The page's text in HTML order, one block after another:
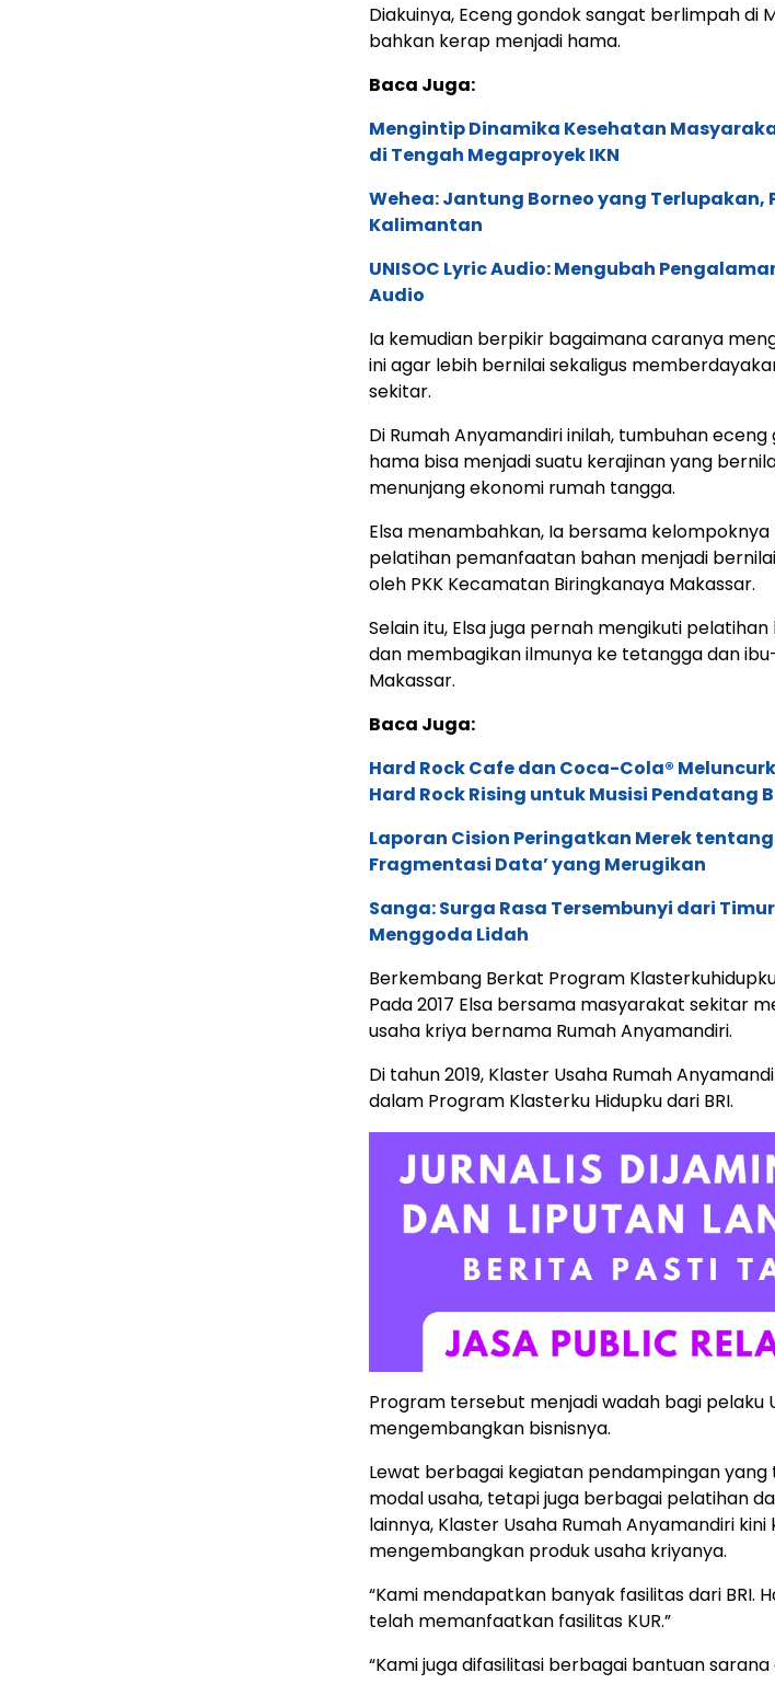
Diakuinya, Eceng gondok sangat berlimpah di
bahkan kerap menjadi hama.
Baca Juga:
Mengintip Dinamika Kesehatan
di Tengah Megaproyek IKN
Wehea: Jantung Borneo yang Terlupakan,
Kalimantan
UNISOC Lyric Audio: Mengubah
Audio
Ia kemudian berpikir bagaimana caranya
ini agar lebih bernilai sekaligus
sekitar.
Di Rumah Anyamandiri inilah, tumbuhan
hama bisa menjadi suatu kerajinan yang
menunjang ekonomi rumah tangga.
Elsa menambahkan, Ia bersama
pelatihan pemanfaatan bahan menjadi
oleh PKK Kecamatan Biringkanaya Makassar.
Selain itu, Elsa juga pernah mengikuti
dan membagikan ilmunya ke tetangga dan
Makassar.
Baca Juga:
Hard Rock Cafe dan Coca-Cola®
Hard Rock Rising untuk Musisi Pendatang
Laporan Cision Peringatkan Merek tentang
Fragmentasi Data’ yang Merugikan
Sanga: Surga Rasa Tersembunyi dari
Menggoda Lidah
Berkembang Berkat Program
Pada 2017 Elsa bersama masyarakat sekitar
usaha kriya bernama Rumah Anyamandiri.
Di tahun 2019, Klaster Usaha Rumah
dalam Program Klasterku Hidupku dari BRI.
Program tersebut menjadi wadah bagi pelaku
mengembangkan bisnisnya.
Lewat berbagai kegiatan pendampingan
modal usaha, tetapi juga berbagai pelatihan
lainnya, Klaster Usaha Rumah Anyamandiri kini
mengembangkan produk usaha kriyanya.
“Kami mendapatkan banyak fasilitas dari BRI.
telah memanfaatkan fasilitas KUR.”
“Kami juga difasilitasi berbagai bantuan